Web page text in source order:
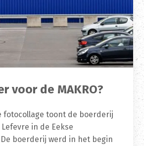
voor de MAKRO?
fotocollage toont de boerderij
in de Eekse
boerderij werd in het begin